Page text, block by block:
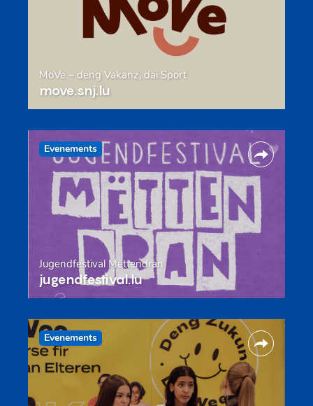
MoVe – deng Vakanz, däi Sport
move.snj.lu
Evenements
Jugendfestival Mëttendran
jugendfestival.lu
Evenements